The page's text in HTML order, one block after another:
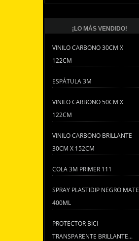
¡LO MÁS VENDIDO!
VINILO CARBONO 30CM X
122CM
ESPÁTULA 3M
VINILO CARBONO 50CM X
122CM
VINILO CARBONO BRILLANTE
30CM X 152CM
COLA 3M PRIMER 111
SPRAY PLASTIDIP NEGRO MATE
400ML
PROTECTOR BICI
TRANSPARENTE BRILLANTE...